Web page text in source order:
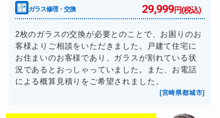
ガラス修理・交換 29,999円(税込)
2枚のガラスの交換が必要とのことで、お困りのお
客様よりご相談をいただきました。戸建て住宅に
お住まいのお客様であり、ガラスが割れている状
況であるとおっしゃっていました。また、お電話
による概算見積りをご希望されました。
[宮崎県都城市]
0120-949-628